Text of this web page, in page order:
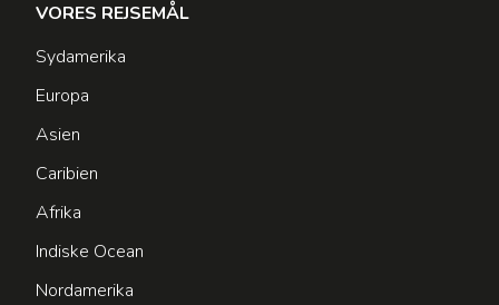
VORES REJSEMÅL
Sydamerika
Europa
Asien
Caribien
Afrika
Indiske Ocean
Nordamerika